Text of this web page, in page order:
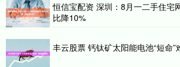
恒信宝配资 深圳：8月一二手住宅
比降10%
丰云股票 钙钛矿太阳能电池“短命”